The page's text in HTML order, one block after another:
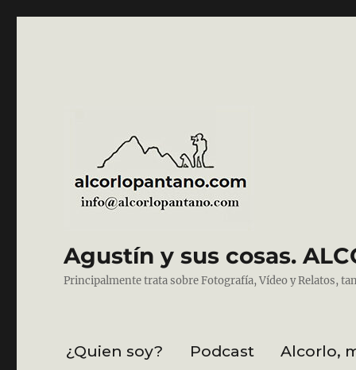
Agustín y sus cosas.
Principalmente trata sobre Fotografía, Vídeo y Relatos,
¿Quien soy? Podcast Alcorlo,